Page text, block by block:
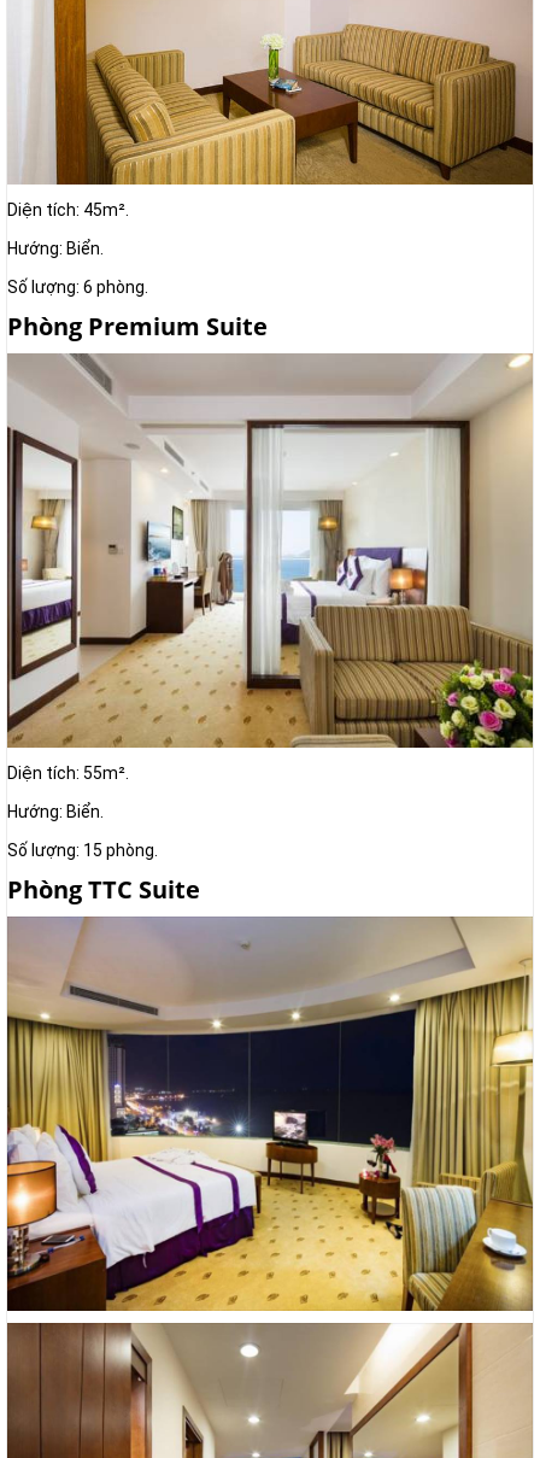
Diện tích: 45m².
Hướng: Biển.
Số lượng: 6 phòng.
Phòng Premium Suite
Diện tích: 55m².
Hướng: Biển.
Số lượng: 15 phòng.
Phòng TTC Suite